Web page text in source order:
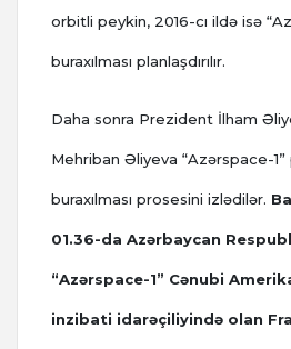
orbitli peykin, 2016-cı ildə isə
buraxılması planlaşdırılır.
Daha sonra Prezident İlham
Mehriban Əliyeva “Azərspace-
buraxılması prosesini izlədilər.
01.36-da Azərbaycan
“Azərspace-1” Cənubi
inzibati idarəçiliyində olan